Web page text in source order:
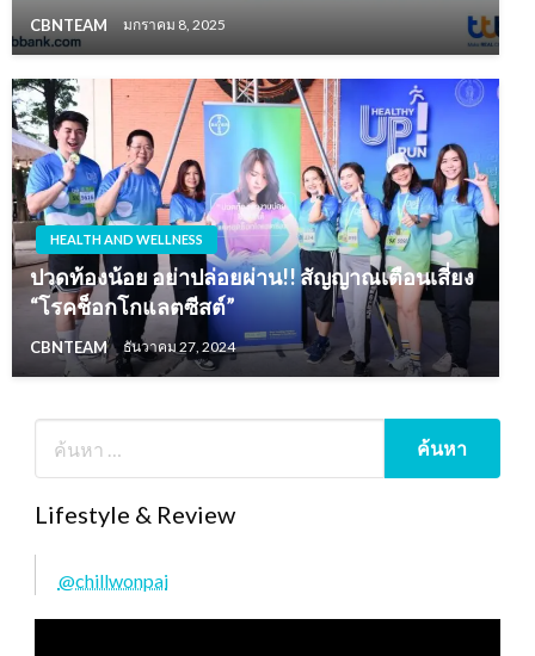
CBNTEAM มกราคม 8, 2025
HEALTH AND WELLNESS
ปวดท้องน้อย อย่าปล่อยผ่าน!! สัญญาณเตือนเสี่ยง
“โรคช็อกโกแลตซีสต์”
CBNTEAM ธันวาคม 27, 2024
Lifestyle & Review
@chillwonpai